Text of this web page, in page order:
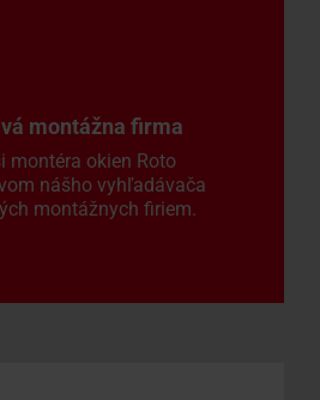
montážna firma
montéra okien Roto
nášho vyhľadávača
montážnych firiem.